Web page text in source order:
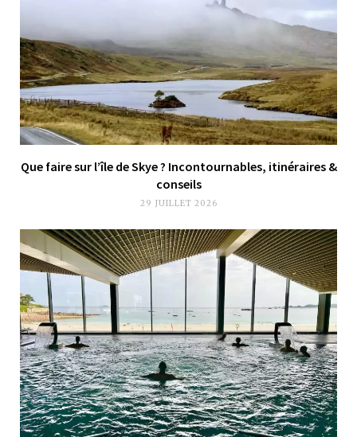
Que faire sur l’île de Skye ? Incontournables, itinéraires &
conseils
29 JUILLET 2026